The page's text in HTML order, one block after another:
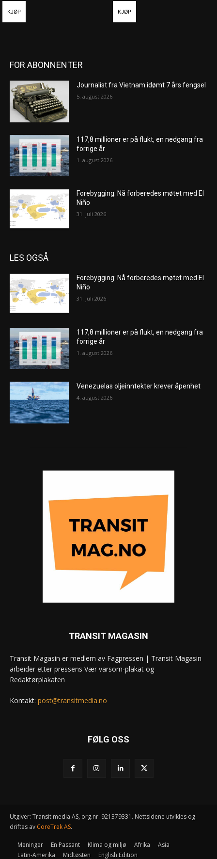
KJØP KJØP
FOR ABONNENTER
Journalist fra Vietnam idømt 7 års fengsel
5. august 2026
117,8 millioner er på flukt, en nedgang fra
forrige år
1. august 2026
Forebygging: Nå forberedes møtet med El
Niño
31. juli 2026
LES OGSÅ
Forebygging: Nå forberedes møtet med El
Niño
31. juli 2026
117,8 millioner er på flukt, en nedgang fra
forrige år
1. august 2026
Venezuelas oljeinntekter krever åpenhet
4. august 2026
TRANSIT MAGASIN
Transit Magasin er medlem av Fagpressen | Transit Magasin
arbeider etter pressens Vær varsom-plakat og
Redaktørplakaten
Kontakt: post@transitmedia.no
FØLG OSS
Utgiver: Transit media AS, org.nr. 921379331. Nettsidene utvikles og
driftes av CoreTrek AS.
Meninger En Passant Klima og miljø Afrika
Asia
Latin-Amerika
Midtøsten English Edition